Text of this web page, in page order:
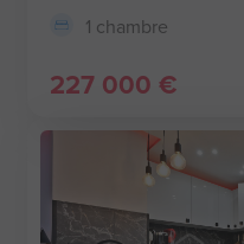
1 chambre
227 000 €